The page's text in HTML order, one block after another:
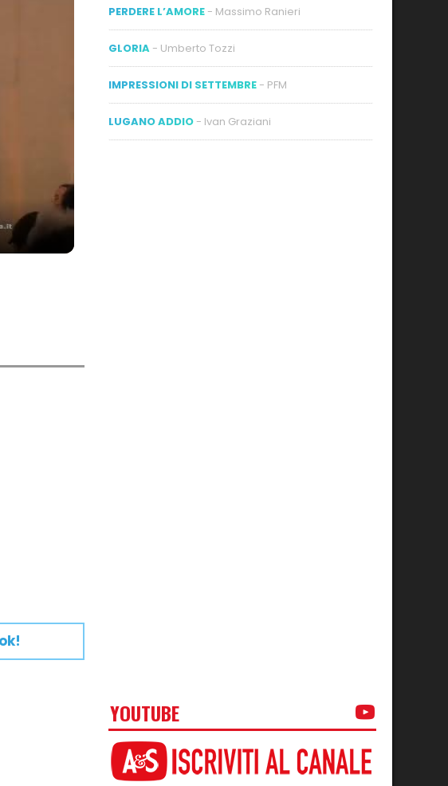
PERDERE L’AMORE - Massimo Ranieri
GLORIA - Umberto Tozzi
IMPRESSIONI DI SETTEMBRE - PFM
LUGANO ADDIO - Ivan Graziani
YOUTUBE